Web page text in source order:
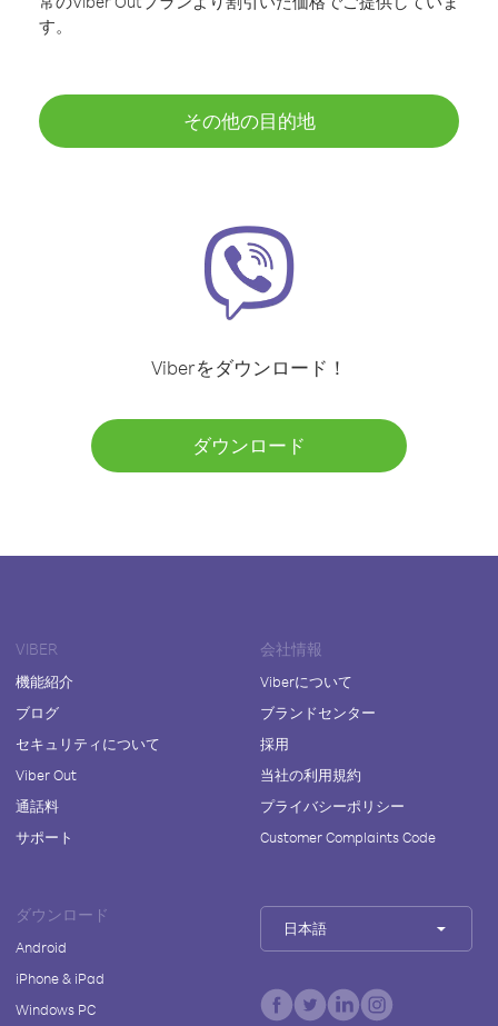
す。
その他の目的地
Viberをダウンロード！
ダウンロード
VIBER
機能紹介
ブログ
セキュリティについて
Viber Out
通話料
サポート
会社情報
Viberについて
ブランドセンター
採用
当社の利用規約
プライバシーポリシー
Customer Complaints Code
ダウンロード
Android
iPhone & iPad
Windows PC
日本語